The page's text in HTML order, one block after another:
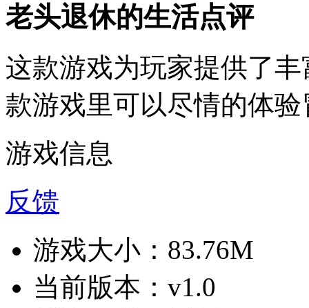
老头退休的生活点评
这款游戏为玩家提供了
款游戏里可以尽情的体验
游戏信息
反馈
游戏大小： 83.76M
当前版本： v1.0